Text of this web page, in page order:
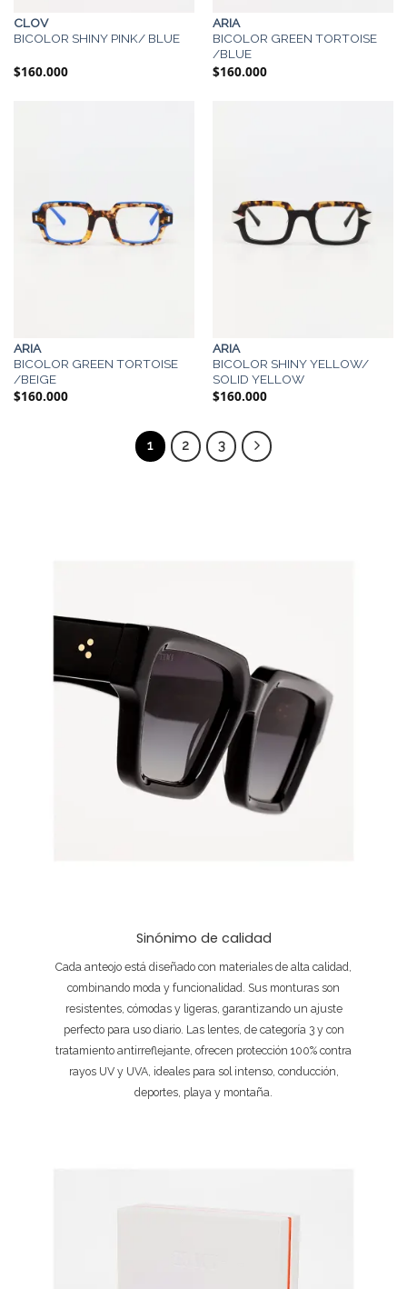
CLOV
BICOLOR SHINY PINK/ BLUE
$160.000
ARIA
BICOLOR GREEN TORTOISE
/BLUE
$160.000
ARIA
BICOLOR GREEN TORTOISE
/BEIGE
$160.000
ARIA
BICOLOR SHINY YELLOW/
SOLID YELLOW
$160.000
1 2 3
Sinónimo de calidad
Cada anteojo está diseñado con materiales de alta calidad,
combinando moda y funcionalidad. Sus monturas son
resistentes, cómodas y ligeras, garantizando un ajuste
perfecto para uso diario. Las lentes, de categoría 3 y con
tratamiento antirreflejante, ofrecen protección 100% contra
rayos UV y UVA, ideales para sol intenso, conducción,
deportes, playa y montaña.